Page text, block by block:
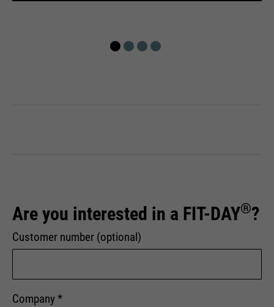
Are you interested in a FIT-DAY®?
Customer number (optional)
Company*